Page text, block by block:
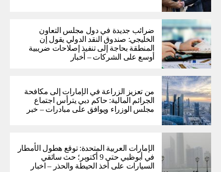
ضرائب جديدة في دول مجلس التعاون
الخليجي: صندوق النقد الدولي يقول إن
المنطقة بحاجة إلى تنفيذ إصلاحات ضريبية
أوسع على الشركات – أخبار
من تعزيز الزراعة في الإمارات إلى مكافحة
الجرائم المالية: حاكم دبي يترأس اجتماع
مجلس الوزراء ويوافق على مبادرات – خبر
الإمارات العربية المتحدة: توقع هطول الأمطار
في أبوظبي حتى 9 أكتوبر؛ حث سائقي
السيارات على أخذ الحيطة والحذر – اخبار